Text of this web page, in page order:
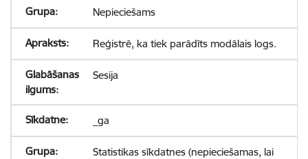
Nepieciešams
Reģistrē, ka tiek parādīts modālais logs.
Sesija
_ga
Statistikas sīkdatnes (nepieciešamas, lai